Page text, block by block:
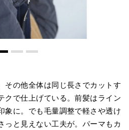
その他全体は同じ長さでカットす
クで仕上げている。前髪はライン
象に。でも毛量調整で軽さや透け
っと見えない工夫が。パーマもカ